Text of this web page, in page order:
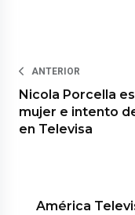
ANTERIOR
Nicola Porcella
mujer e intento
en Televisa
América